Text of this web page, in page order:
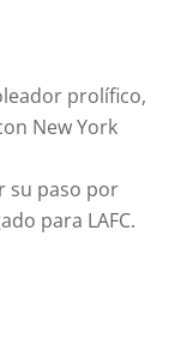
prolífico,
New York
su paso por
para LAFC.